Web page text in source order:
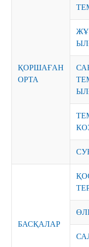
ҚОРШАҒАН
ОРТА
БАСҚАЛАР